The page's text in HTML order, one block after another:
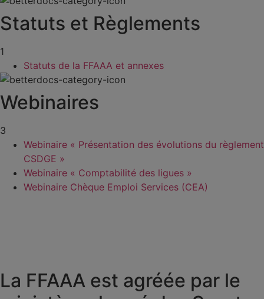
Statuts et Règlements
1
Statuts de la FFAAA et annexes
Webinaires
3
Webinaire « Présentation des évolutions du règlement
CSDGE »
Webinaire « Comptabilité des ligues »
Webinaire Chèque Emploi Services (CEA)
La FFAAA est agréée par le